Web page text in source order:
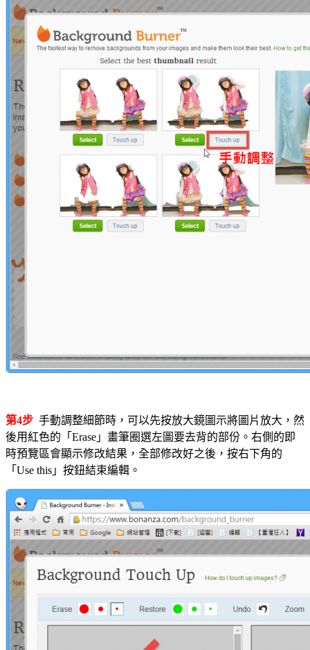
第4步 手動調整細節時，可以先按放大鏡圖示將圖片放大，然
後用紅色的「Erase」畫筆圈選左圖要去背的部份。右側的即
時預覽區會顯示修改結果，全部修改好之後，按右下角的
「Use this」按鈕結束編輯。